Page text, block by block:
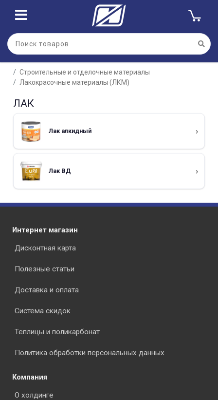
Строительные и отделочные материалы
Лакокрасочные материалы (ЛКМ)
ЛАК
Лак алкидный
Лак ВД
Интернет магазин
Дисконтная карта
Полезные статьи
Доставка и оплата
Система скидок
Теплицы и поликарбонат
Политика обработки персональных данных
Компания
О холдинге